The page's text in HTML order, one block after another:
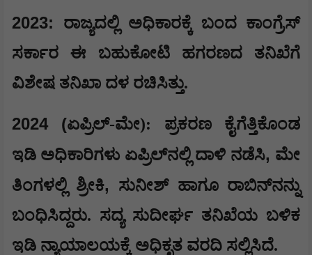
2023: ರಾಜ್ಯದಲ್ಲಿ ಅಧಿಕಾರಕ್ಕೆ ಬಂದ ಕಾಂಗ್ರೆಸ್
ಸರ್ಕಾರ ಈ ಬಹುಕೋಟಿ ಹಗರಣದ ತನಿಖೆಗೆ
ವಿಶೇಷ ತನಿಖಾ ದಳ ರಚಿಸಿತ್ತು.
2024 (ಏಪ್ರಿಲ್-ಮೇ): ಪ್ರಕರಣ ಕೈಗೆತ್ತಿಕೊಂಡ
ಇಡಿ ಅಧಿಕಾರಿಗಳು ಏಪ್ರಿಲ್‌ನಲ್ಲಿ ದಾಳಿ ನಡೆಸಿ, ಮೇ
ತಿಂಗಳಲ್ಲಿ ಶ್ರೀಕಿ, ಸುನೀಶ್ ಹಾಗೂ ರಾಬಿನ್‌ನನ್ನು
ಬಂಧಿಸಿದ್ದರು. ಸದ್ಯ ಸುದೀರ್ಘ ತನಿಖೆಯ ಬಳಿಕ
ಇಡಿ ನ್ಯಾಯಾಲಯಕ್ಕೆ ಅಧಿಕೃತ ವರದಿ ಸಲ್ಲಿಸಿದೆ.